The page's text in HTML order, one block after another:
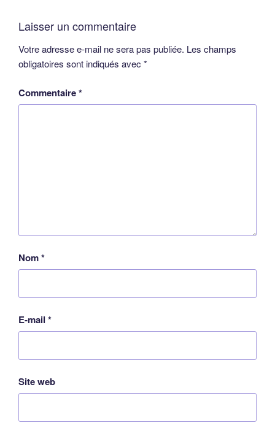
Laisser un commentaire
Votre adresse e-mail ne sera pas publiée. Les champs
obligatoires sont indiqués avec *
Commentaire*
Nom*
E-mail *
Site web